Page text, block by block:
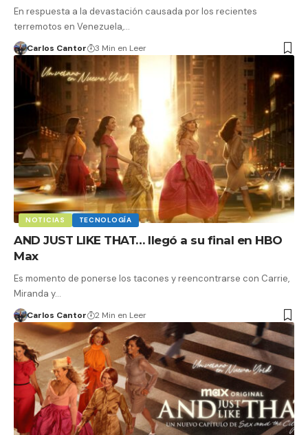
En respuesta a la devastación causada por los recientes
terremotos en Venezuela,…
Carlos Cantor 3 Min en Leer
NOTICIAS TECNOLOGÍA
AND JUST LIKE THAT… llegó a su final en HBO
Max
Es momento de ponerse los tacones y reencontrarse con Carrie,
Miranda y…
Carlos Cantor 2 Min en Leer